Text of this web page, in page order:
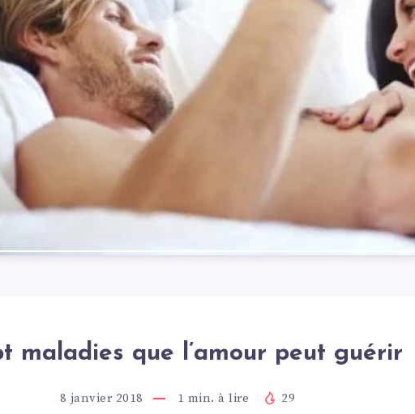
maladies que l’amour peut guérir
8 janvier 2018 1 min. à lire 29